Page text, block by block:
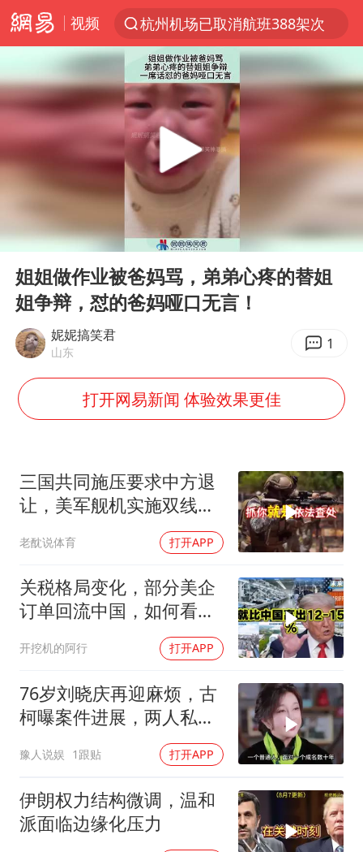
视频
杭州机场已取消航班388架次
白海豚将给京津冀带来大暴雨
《披荆斩棘2026》阵容官宣
国足U17与阿森纳决赛取消 并列冠军
女子发现前夫婚内与第三者育子
王艺迪无缘横滨赛决赛
2025年小学教师减少13.19万
王艺迪2-4不敌张本美和止步4强
以军士兵把枪口对准中国记者
《龙餐馆》 冲奖
挡“张雪机车”民进党当局怕什么
灌溉水坝被隔成鱼塘 村民投诉20余年
萌娃帮爷爷脱玉米 卖力干活超可爱
奋力开创中国式现代化建设新局面
Play
00:00 00:11
姐姐做作业被爸妈骂，弟弟心疼的替姐
姐争辩，怼的爸妈哑口无言！
妮妮搞笑君
山东 1
打开网易新闻 体验效果更佳
三国共同施压要求中方退
让，美军舰机实施双线抵
近，南海被划为禁区，
轰-6K已挂弹
老酖说体育 打开APP
关税格局变化，部分美企
订单回流中国，如何看待
特朗普关税政策得失。来
听听
开挖机的阿行 打开APP
76岁刘晓庆再迎麻烦，古
柯曝案件进展，两人私密
豫人说娱 1跟贴 打开APP
伊朗权力结构微调，温和
派面临边缘化压力